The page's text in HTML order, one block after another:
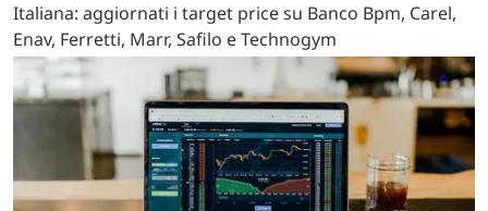
Italiana: aggiornati i target price su Banco Bpm, Carel,
Enav, Ferretti, Marr, Safilo e Technogym